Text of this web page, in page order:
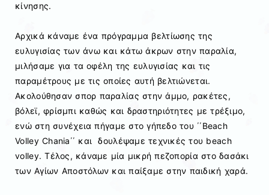
κίνησης.
Αρχικά κάναμε ένα πρόγραμμα βελτίωσης της
ευλυγισίας των άνω και κάτω άκρων στην παραλία,
μιλήσαμε για τα οφέλη της ευλυγισίας και τις
παραμέτρους με τις οποίες αυτή βελτιώνεται.
Ακολούθησαν σπορ παραλίας στην άμμο, ρακέτες,
βόλεϊ, φρίσμπι καθώς και δραστηριότητες με τρέξιμο,
ενώ στη συνέχεια πήγαμε στο γήπεδο του ΄΄Beach
Volley Chania΄΄ και δουλέψαμε τεχνικές του beach
volley. Τέλος, κάναμε μία μικρή πεζοπορία στο δασάκι
των Αγίων Αποστόλων και παίξαμε στην παιδική χαρά.